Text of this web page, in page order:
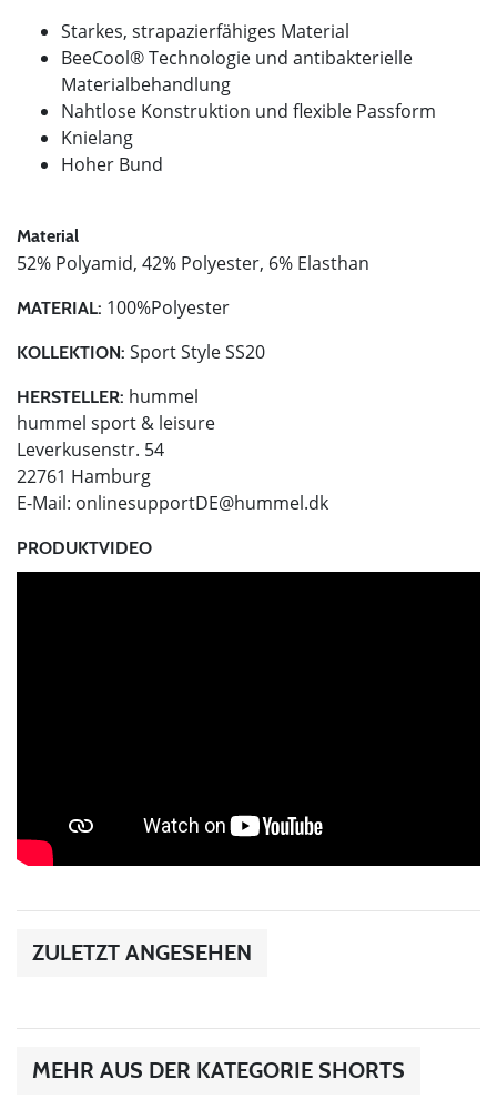
Starkes, strapazierfähiges Material
BeeCool® Technologie und antibakterielle
Materialbehandlung
Nahtlose Konstruktion und flexible Passform
Knielang
Hoher Bund
Material
52% Polyamid, 42% Polyester, 6% Elasthan
MATERIAL: 100%Polyester
KOLLEKTION: Sport Style SS20
HERSTELLER: hummel
hummel sport & leisure
Leverkusenstr. 54
22761 Hamburg
E-Mail: onlinesupportDE@hummel.dk
PRODUKTVIDEO
ZULETZT ANGESEHEN
MEHR AUS DER KATEGORIE SHORTS